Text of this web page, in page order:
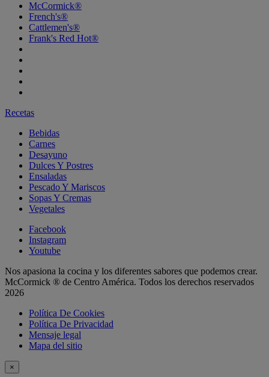
McCormick®
French's®
Cattlemen's®
Frank's Red Hot®
Recetas
Bebidas
Carnes
Desayuno
Dulces Y Postres
Ensaladas
Pescado Y Mariscos
Sopas Y Cremas
Vegetales
Facebook
Instagram
Youtube
Nos apasiona la cocina y los diferentes sabores que podemos crear.
McCormick ® de Centro América. Todos los derechos reservados
2026
Política De Cookies
Política De Privacidad
Mensaje legal
Mapa del sitio
×